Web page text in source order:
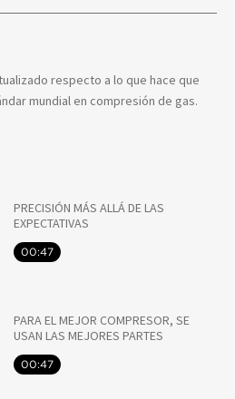
respecto a lo que hace que
mundial en compresión de gas.
PRECISIÓN MÁS ALLÁ DE LAS
EXPECTATIVAS
00:47
PARA EL MEJOR COMPRESOR, SE
USAN LAS MEJORES PARTES
00:47